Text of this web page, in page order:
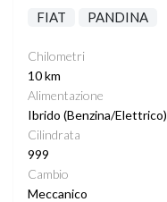
FIAT PANDINA
Chilometri
10 km
Alimentazione
Ibrido (Benzina/Elettrico)
Cilindrata
999
Cambio
Meccanico